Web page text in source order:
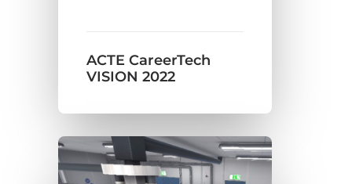
ACTE CareerTech
VISION 2022